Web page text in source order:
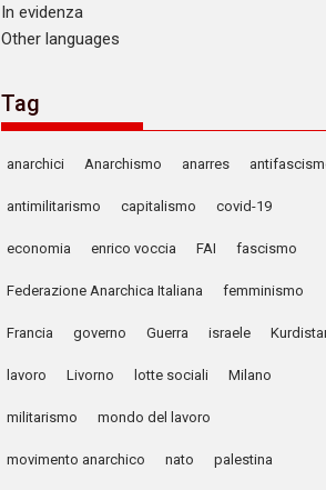
In evidenza
Other languages
Tag
anarchici Anarchismo anarres
antimilitarismo capitalismo covid-19
economia enrico voccia FAI fascismo
Federazione Anarchica Italiana femminismo
Francia governo Guerra israele
lavoro Livorno lotte sociali Milano
militarismo mondo del lavoro
movimento anarchico nato palestina